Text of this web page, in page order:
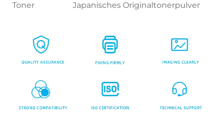
Toner
Japanisches Originaltonerpulver